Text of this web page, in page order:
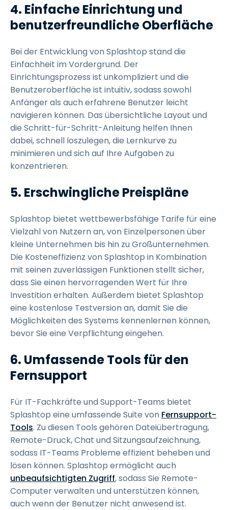
4. Einfache Einrichtung und
benutzerfreundliche Oberfläche
Bei der Entwicklung von Splashtop stand die
Einfachheit im Vordergrund. Der
Einrichtungsprozess ist unkompliziert und die
Benutzeroberfläche ist intuitiv, sodass sowohl
Anfänger als auch erfahrene Benutzer leicht
navigieren können. Das übersichtliche Layout und
die Schritt-für-Schritt-Anleitung helfen Ihnen
dabei, schnell loszulegen, die Lernkurve zu
minimieren und sich auf Ihre Aufgaben zu
konzentrieren.
5. Erschwingliche Preispläne
Splashtop bietet wettbewerbsfähige Tarife für eine
Vielzahl von Nutzern an, von Einzelpersonen über
kleine Unternehmen bis hin zu Großunternehmen.
Die Kosteneffizienz von Splashtop in Kombination
mit seinen zuverlässigen Funktionen stellt sicher,
dass Sie einen hervorragenden Wert für Ihre
Investition erhalten. Außerdem bietet Splashtop
eine kostenlose Testversion an, damit Sie die
Möglichkeiten des Systems kennenlernen können,
bevor Sie eine Verpflichtung eingehen.
6. Umfassende Tools für den
Fernsupport
Für IT-Fachkräfte und Support-Teams bietet
Splashtop eine umfassende Suite von Fernsupport-
Tools. Zu diesen Tools gehören Dateiübertragung,
Remote-Druck, Chat und Sitzungsaufzeichnung,
sodass IT-Teams Probleme effizient beheben und
lösen können. Splashtop ermöglicht auch
unbeaufsichtigten Zugriff, sodass Sie Remote-
Computer verwalten und unterstützen können,
auch wenn der Benutzer nicht anwesend ist.